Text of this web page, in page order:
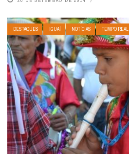
DESTAQUES IGUAÍ NOTÍCIAS TEMPO REAL